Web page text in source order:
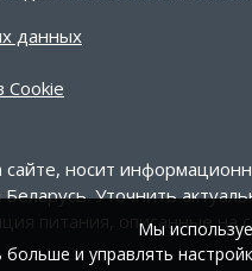
данных
Cookie
носит
Беларусь. Уточнить
питания, описанные
Мы
больше и управлять